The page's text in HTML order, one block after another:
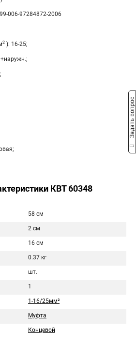
006-97284872-2006
2 ): 16-25;
КВТ 60348
58 см
2 см
16 см
0.37 кг
шт.
1
1-16/25мм²
Муфта
Концевой
Задать вопрос